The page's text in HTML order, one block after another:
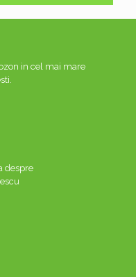
in cel mai mare
despre